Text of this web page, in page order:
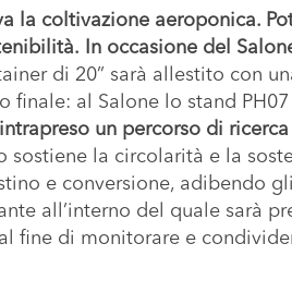
la coltivazione aeroponica.
In occasione del
di 20” sarà allestito con
al Salone lo stand
un percorso di
sostiene la circolarità e la
e conversione, adibendo
all’interno del quale sarà
fine di monitorare e